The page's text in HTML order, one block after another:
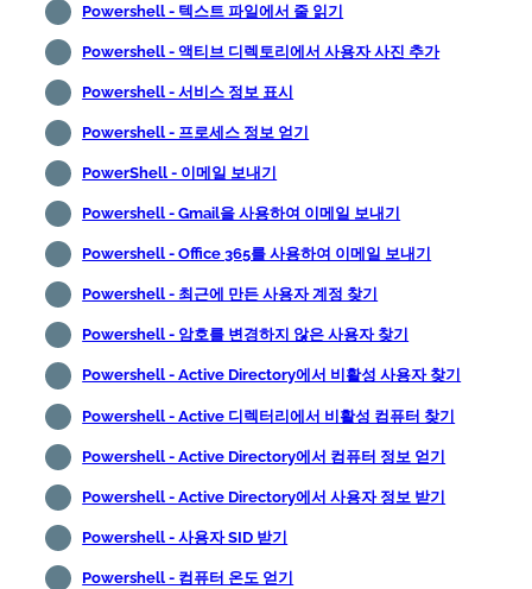
Powershell - 텍스트 파일에서 줄 읽기
Powershell - 액티브 디렉토리에서 사용자 사진 추가
Powershell - 서비스 정보 표시
Powershell - 프로세스 정보 얻기
PowerShell - 이메일 보내기
Powershell - Gmail을 사용하여 이메일 보내기
Powershell - Office 365를 사용하여 이메일 보내기
Powershell - 최근에 만든 사용자 계정 찾기
Powershell - 암호를 변경하지 않은 사용자 찾기
Powershell - Active Directory에서 비활성 사용자 찾기
Powershell - Active 디렉터리에서 비활성 컴퓨터 찾기
Powershell - Active Directory에서 컴퓨터 정보 얻기
Powershell - Active Directory에서 사용자 정보 받기
Powershell - 사용자 SID 받기
Powershell - 컴퓨터 온도 얻기